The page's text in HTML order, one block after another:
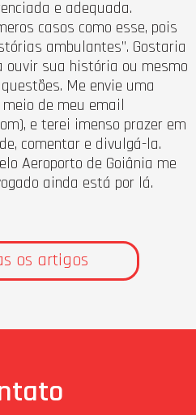
e adequada.
casos como esse, pois
ambulantes”. Gostaria
ouvir sua história ou mesmo
Me envie uma
de meu email
), e terei imenso prazer em
comentar e divulgá-la.
Aeroporto de Goiânia me
ainda está por lá.
os artigos